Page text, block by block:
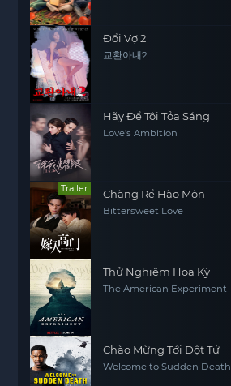
Đổi Vợ 2
교환아내2
Hãy Để Tôi Tỏa Sáng
Love's Ambition
Trailer Chàng Rể Hào Môn
Bittersweet Love
Thử Nghiệm Hoa Kỳ
The American Experiment
Chào Mừng Tới Đột Tử
Welcome to Sudden Death